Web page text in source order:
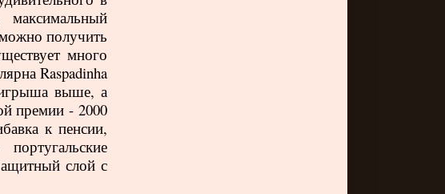
получить
много
Raspadinha
выше, а
премии - 2000
к пенсии,
слой с